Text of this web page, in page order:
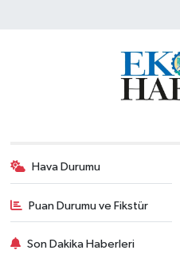
Hava Durumu
Puan Durumu ve Fikstür
Son Dakika Haberleri